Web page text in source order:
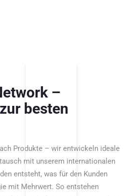
–
zur besten
Produkte – wir entwickeln ideale
mit unserem internationalen
entsteht, was für den Kunden
mit Mehrwert. So entstehen